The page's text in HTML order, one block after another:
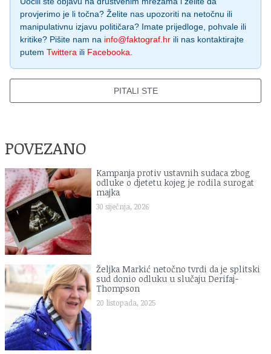
provjerimo je li točna? Želite nas upozoriti na netočnu ili
manipulativnu izjavu političara? Imate prijedloge, pohvale ili
kritike? Pišite nam na info@faktograf.hr ili nas kontaktirajte
putem Twittera ili Facebooka
PITALI STE
POVEZANO
Kampanja protiv ustavnih sudaca zbog
odluke o djetetu kojeg je rodila surogat
majka
30 siječnja, 2026
Željka Markić netočno tvrdi da je splitski
sud donio odluku u slučaju Derifaj-
Thompson
20 listopada, 2025